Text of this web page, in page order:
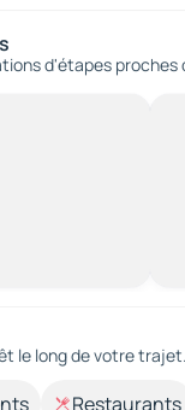
d'étapes proches
le long de votre trajet.
Restaurants